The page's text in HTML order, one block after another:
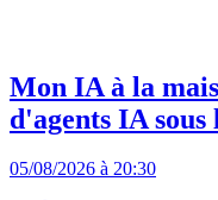
Mon IA à la
d'agents IA
05/08/2026 à 20:30